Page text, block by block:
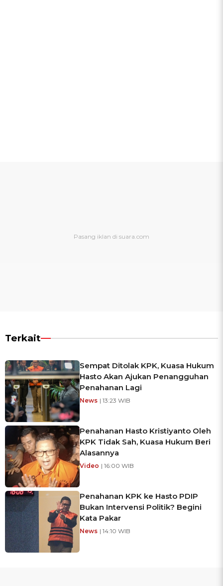
Terkait
Sempat Ditolak KPK, Kuasa Hukum
Hasto Akan Ajukan Penangguhan
Penahanan Lagi
News | 13:23 WIB
Penahanan Hasto Kristiyanto Oleh
KPK Tidak Sah, Kuasa Hukum Beri
Alasannya
Video | 16:00 WIB
Penahanan KPK ke Hasto PDIP
Bukan Intervensi Politik? Begini
Kata Pakar
News | 14:10 WIB